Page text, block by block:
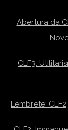
Abertura da
CLF3:
Lembrete: CLF2